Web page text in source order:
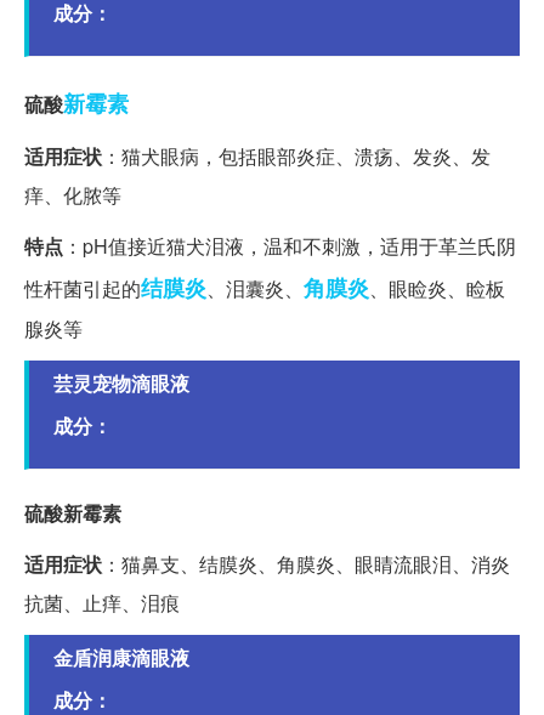
成分：
硫酸新霉素
适用症状 ：猫犬眼病，包括眼部炎症、溃疡、发炎、发
痒、化脓等
特点 ：pH值接近猫犬泪液，温和不刺激，适用于革兰氏阴
性杆菌引起的结膜炎、泪囊炎、 角膜炎、眼睑炎、睑板
腺炎等
芸灵宠物滴眼液
成分：
硫酸新霉素
适用症状 ：猫鼻支、结膜炎、角膜炎、眼睛流眼泪、消炎
抗菌、止痒、泪痕
金盾润康滴眼液
成分：